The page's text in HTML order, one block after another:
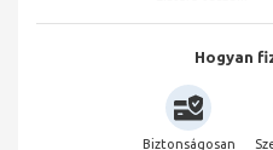
Hogyan
Biztonságosan